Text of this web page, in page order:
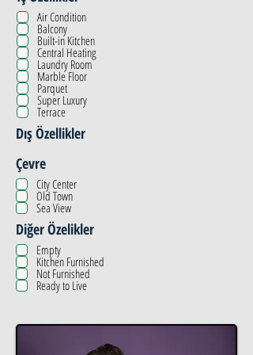
Air Condition
Balcony
Built-in Kitchen
Central Heating
Laundry Room
Marble Floor
Parquet
Super Luxury
Terrace
Dış Özellikler
Çevre
City Center
Old Town
Sea View
Diğer Özelikler
Empty
Kitchen Furnished
Not Furnished
Ready to Live